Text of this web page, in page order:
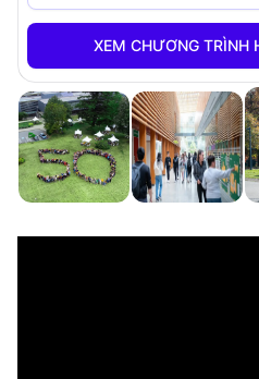
XEM CHƯƠNG TRÌNH